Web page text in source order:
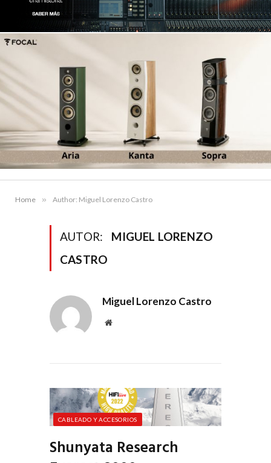
Home » Author: Miguel Lorenzo Castro
AUTOR:
MIGUEL LORENZO
CASTRO
Miguel Lorenzo Castro
Website
CABLEADO Y ACCESORIOS
Shunyata Research